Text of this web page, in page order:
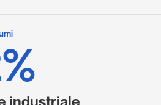
industriale